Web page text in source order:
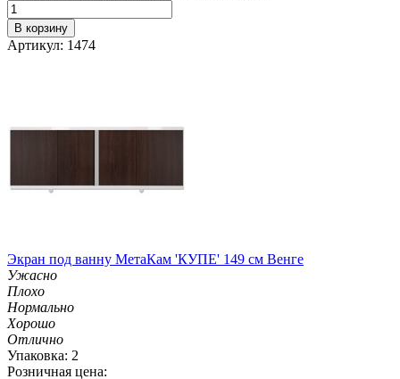
В корзину
Артикул: 1474
Экран под ванну МетаКам 'КУПЕ' 149 см Венге
Ужасно
Плохо
Нормально
Хорошо
Отлично
Упаковка: 2
Розничная цена: